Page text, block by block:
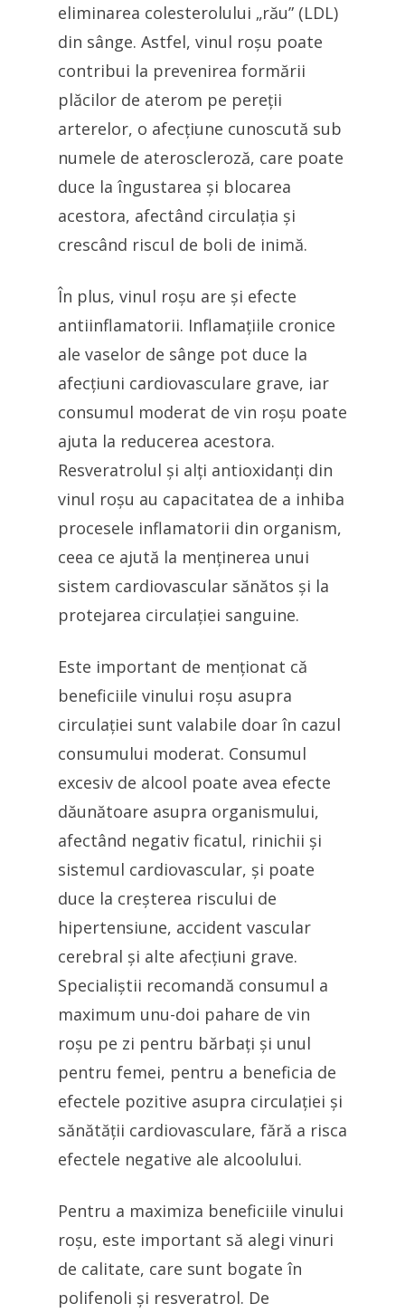
eliminarea colesterolului „rău” (LDL)
din sânge. Astfel, vinul roșu poate
contribui la prevenirea formării
plăcilor de aterom pe pereții
arterelor, o afecțiune cunoscută sub
numele de ateroscleroză, care poate
duce la îngustarea și blocarea
acestora, afectând circulația și
crescând riscul de boli de inimă.
În plus, vinul roșu are și efecte
antiinflamatorii. Inflamațiile cronice
ale vaselor de sânge pot duce la
afecțiuni cardiovasculare grave, iar
consumul moderat de vin roșu poate
ajuta la reducerea acestora.
Resveratrolul și alți antioxidanți din
vinul roșu au capacitatea de a inhiba
procesele inflamatorii din organism,
ceea ce ajută la menținerea unui
sistem cardiovascular sănătos și la
protejarea circulației sanguine.
Este important de menționat că
beneficiile vinului roșu asupra
circulației sunt valabile doar în cazul
consumului moderat. Consumul
excesiv de alcool poate avea efecte
dăunătoare asupra organismului,
afectând negativ ficatul, rinichii și
sistemul cardiovascular, și poate
duce la creșterea riscului de
hipertensiune, accident vascular
cerebral și alte afecțiuni grave.
Specialiștii recomandă consumul a
maximum unu-doi pahare de vin
roșu pe zi pentru bărbați și unul
pentru femei, pentru a beneficia de
efectele pozitive asupra circulației și
sănătății cardiovasculare, fără a risca
efectele negative ale alcoolului.
Pentru a maximiza beneficiile vinului
roșu, este important să alegi vinuri
de calitate, care sunt bogate în
polifenoli și resveratrol. De